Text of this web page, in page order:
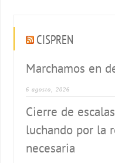
CISPREN
Marchamos en
6 agosto, 2026
Cierre de
luchando por la
necesaria